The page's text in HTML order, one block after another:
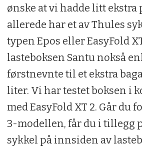
ønske at vi hadde litt ekstra
allerede har et av Thules
typen Epos eller EasyFold
lasteboksen Santu nokså
førstnevnte til et ekstra
liter. Vi har testet boksen i
med EasyFold XT 2. Går du
3-modellen, får du i tillegg
sykkel på innsiden av